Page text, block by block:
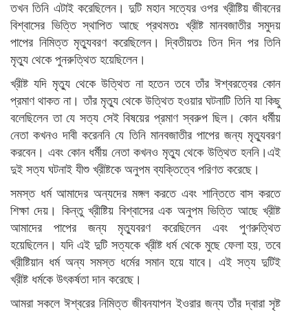
তখন তিনি এটাই করেছিলেন। দুটি মহান সত্যের ওপর খ্রীষ্টিয় জীবনের
বিশ্বাসের ভিত্তি স্থাপিত আছে প্রথমতঃ খ্রীষ্ট মানবজাতীর সমুদয়
পাপের নিমিত্ত মৃত্যুবরণ করেছিলেন। দ্বিতীয়তঃ তিন দিন পর তিনি
মৃত্যু থেকে পুনরুত্থিত হয়েছিলেন।
খ্রীষ্ট যদি মৃত্যু থেকে উত্থিত না হতেন তবে তাঁর ঈশ্বরত্বের কোন
প্রমাণ থাকত না। তাঁর মৃত্যু থেকে উত্থিত হওয়ার ঘটনাটি তিনি যা কিছু
বলেছিলেন তা যে সত্য সেই বিষয়ের প্রমাণ স্বরুপ ছিল। কোন ধর্মীয়
নেতা কখনও দাবী করেননি যে তিনি মানবজাতীর পাপের জন্য মৃত্যুবরণ
করবেন। এবং কোন ধর্মীয় নেতা কখনও মৃত্যু থেকে উত্থিত হননি।এই
দুই সত্য ঘটনাই যীশু খ্রীষ্টকে অনুপম ব্যক্তিত্বে পরিণত করেছে।
সমস্ত ধর্ম আমাদের অন্যদের মঙ্গল করতে এবং শান্তিতে বাস করতে
শিক্ষা দেয়। কিন্তু খ্রীষ্টিয় বিশ্বাসের এক অনুপম ভিত্তি আছে খ্রীষ্ট
আমাদের পাপের জন্য মৃত্যুবরণ করেছিলেন এবং পুণরুত্থিত
হয়েছিলেন। যদি এই দুটি সত্যকে খ্রীষ্ট ধর্ম থেকে মুছে ফেলা হয়, তবে
খ্রীষ্টিয়ান ধর্ম অন্য সমস্ত ধর্মের সমান হয়ে যাবে। এই সত্য দুটিই
খ্রীষ্ট ধর্মকে উৎকর্ষতা দান করেছে।
আমরা সকলে ঈশ্বরের নিমিত্ত জীবনযাপন ইওরার জন্য তাঁর দ্বারা সৃষ্ট